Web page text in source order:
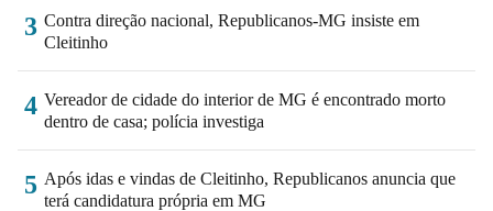
3 Contra direção nacional, Republicanos-MG insiste em
Cleitinho
4 Vereador de cidade do interior de MG é encontrado morto
dentro de casa; polícia investiga
5 Após idas e vindas de Cleitinho, Republicanos anuncia que
terá candidatura própria em MG